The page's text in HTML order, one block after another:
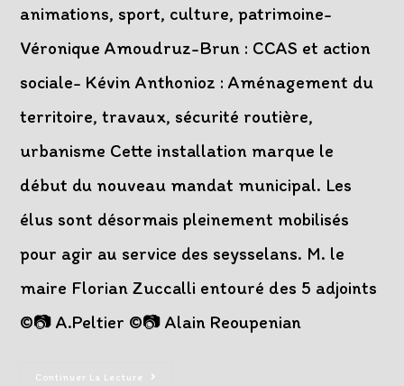
animations, sport, culture, patrimoine-
Véronique Amoudruz-Brun : CCAS et action
sociale- Kévin Anthonioz : Aménagement du
territoire, travaux, sécurité routière,
urbanisme Cette installation marque le
début du nouveau mandat municipal. Les
élus sont désormais pleinement mobilisés
pour agir au service des seysselans. M. le
maire Florian Zuccalli entouré des 5 adjoints
©️📷 A.Peltier ©️📷 Alain Reoupenian
Continuer La Lecture
Installation